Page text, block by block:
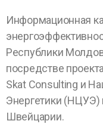
Информационная
Республики
посредстве
Skat Consulting и
Энергетики (НЦУЭ)
Швейцарии.